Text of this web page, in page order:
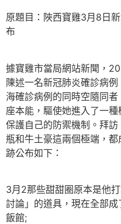
原題目：陜西寶雞3月8日
布
據寶雞市當局網站新聞，
陳述一名新冠肺炎確診病
海確診病例的同時空隨同
座本能，驅使她進入了一
保護自己的防禦機制。拜
瓶和牛土豪這兩個極端，
跡公布如下：
3月2那些甜甜圈原本是他
討論」的道具，現在全部
飯館;